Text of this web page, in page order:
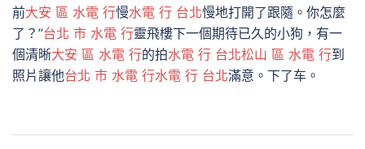
前大安 區 水電 行慢水電 行 台北慢地打開了跟隨。你怎麼
了？”台北 市 水電 行靈飛樓下一個期待已久的小狗，有一
個清晰大安 區 水電 行的拍水電 行 台北松山 區 水電 行到
照片讓他台北 市 水電 行水電 行 台北滿意。下了车。